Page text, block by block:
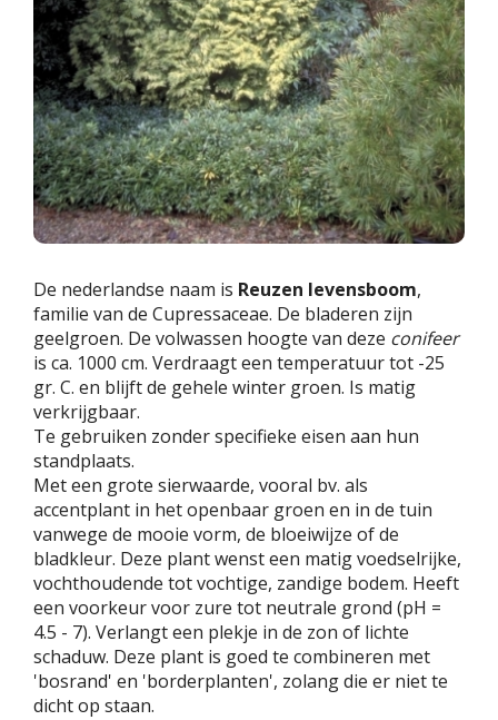
De nederlandse naam is Reuzen levensboom,
familie van de Cupressaceae. De bladeren zijn
geelgroen. De volwassen hoogte van deze conifeer
is ca. 1000 cm. Verdraagt een temperatuur tot -25
gr. C. en blijft de gehele winter groen. Is matig
verkrijgbaar.
Te gebruiken zonder specifieke eisen aan hun
standplaats.
Met een grote sierwaarde, vooral bv. als
accentplant in het openbaar groen en in de tuin
vanwege de mooie vorm, de bloeiwijze of de
bladkleur. Deze plant wenst een matig voedselrijke,
vochthoudende tot vochtige, zandige bodem. Heeft
een voorkeur voor zure tot neutrale grond (pH =
4.5 - 7). Verlangt een plekje in de zon of lichte
schaduw. Deze plant is goed te combineren met
'bosrand' en 'borderplanten', zolang die er niet te
dicht op staan.